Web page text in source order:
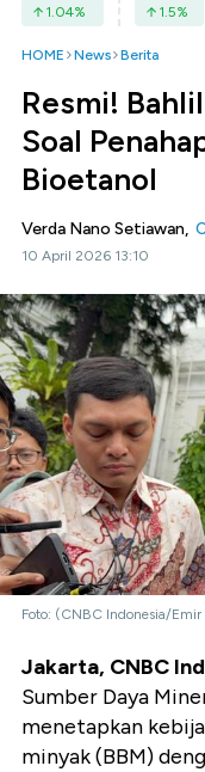
1.04% 1.5%
HOME News Berita
Resmi!
Soal
Bioetanol
Verda Nano Setiawan,
10 April 2026 13:10
Foto: (CNBC Indonesia/Emir
Jakarta, CNBC
Sumber Daya
menetapkan
minyak (BBM)